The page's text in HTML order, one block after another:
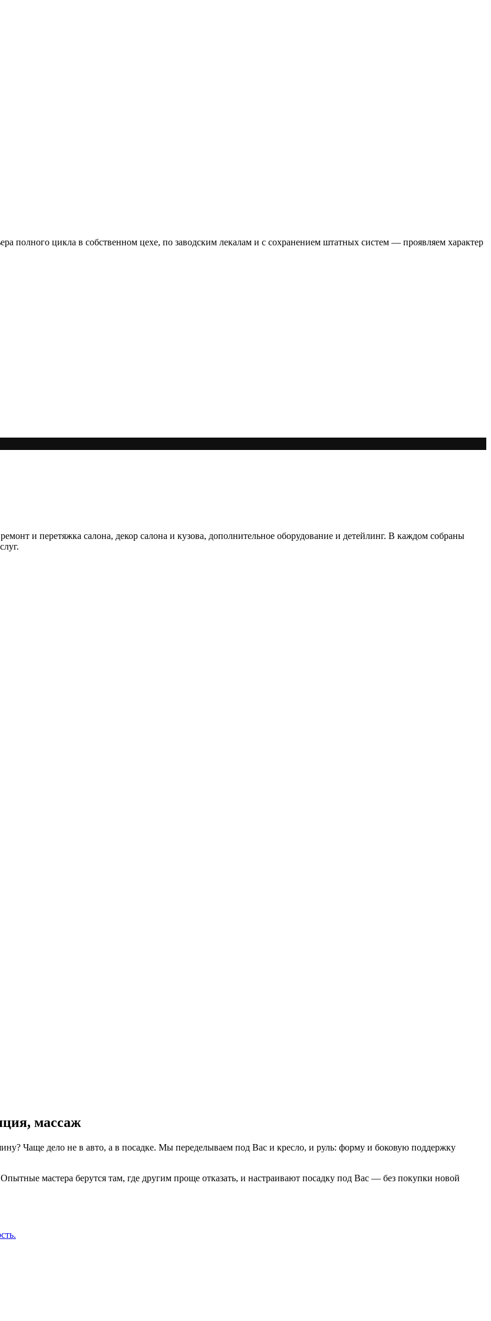
полного цикла в собственном цехе, по заводским лекалам и с сохранением штатных систем — проявляем характер
и перетяжка салона, декор салона и кузова, дополнительное оборудование и детейлинг. В каждом собраны
массаж
Чаще дело не в авто, а в посадке. Мы переделываем под Вас и кресло, и руль: форму и боковую поддержку
Опытные мастера берутся там, где другим проще отказать, и настраивают посадку под Вас — без покупки новой